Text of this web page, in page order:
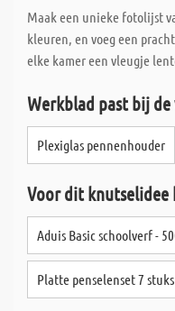
Maak een unieke fotolijst
kleuren, en voeg een
elke kamer een vleugje
Werkblad past bij
Plexiglas pennenhouder
Voor dit knutselidee
Aduis Basic schoolverf -
Platte penselenset 7 stuks